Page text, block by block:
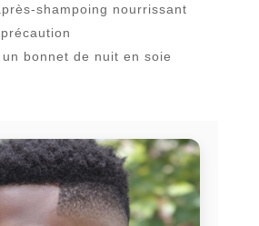
shampoing nourrissant
bonnet de nuit en soie